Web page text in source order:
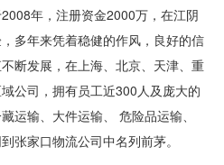
年，注册资金2000万，在江阴
多年来凭着稳健的作风，良好的信
断发展，在上海、北京、天津、重
公司，拥有员工近300人及庞大的
运输、大件运输、 危险品运输、
张家口物流公司中名列前茅。